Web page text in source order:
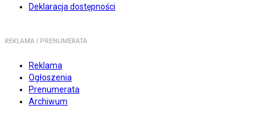
Deklaracja dostępności
REKLAMA I PRENUMERATA
Reklama
Ogłoszenia
Prenumerata
Archiwum